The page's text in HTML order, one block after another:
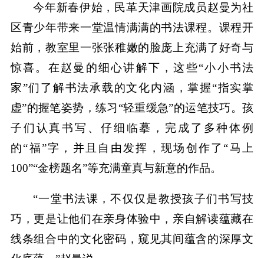
今年新春伊始，民革天津画院成员赵曼为社
区青少年带来一堂温情满满的书法课程。课程开
始前，教室里一张张稚嫩的脸庞上充满了好奇与
惊喜。在赵曼的细心讲解下，这些“小小书法
家”们了解书法承载的文化内涵，掌握“指实掌
虚”的握笔姿势，练习“轻重缓急”的运笔技巧。孩
子们认真书写、仔细临摹，完成了多种体例
的“福”字，并且自由发挥，现场创作了“马上
100”“金榜题名”等充满童真与新意的作品。
“一堂书法课，不仅仅是教授孩子们书写技
巧，更是让他们在亲身体验中，亲自解读蕴藏在
线条组合中的文化密码，窥见其间蕴含的深厚文